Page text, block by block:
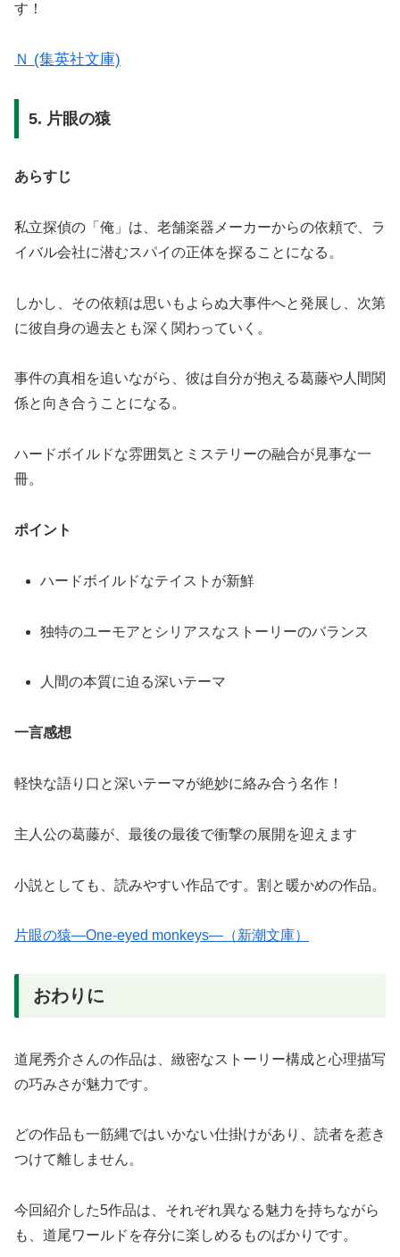
す！
Ｎ (集英社文庫)
5. 片眼の猿
あらすじ
私立探偵の「俺」は、老舗楽器メーカーからの依頼で、ラ
イバル会社に潜むスパイの正体を探ることになる。
しかし、その依頼は思いもよらぬ大事件へと発展し、次第
に彼自身の過去とも深く関わっていく。
事件の真相を追いながら、彼は自分が抱える葛藤や人間関
係と向き合うことになる。
ハードボイルドな雰囲気とミステリーの融合が見事な一
冊。
ポイント
ハードボイルドなテイストが新鮮
独特のユーモアとシリアスなストーリーのバランス
人間の本質に迫る深いテーマ
一言感想
軽快な語り口と深いテーマが絶妙に絡み合う名作！
主人公の葛藤が、最後の最後で衝撃の展開を迎えます
小説としても、読みやすい作品です。割と暖かめの作品。
片眼の猿―One-eyed monkeys―（新潮文庫）
おわりに
道尾秀介さんの作品は、緻密なストーリー構成と心理描写
の巧みさが魅力です。
どの作品も一筋縄ではいかない仕掛けがあり、読者を惹き
つけて離しません。
今回紹介した5作品は、それぞれ異なる魅力を持ちながら
も、道尾ワールドを存分に楽しめるものばかりです。